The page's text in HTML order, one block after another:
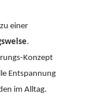
einer
.
Konzept
Entspannung
im Alltag.